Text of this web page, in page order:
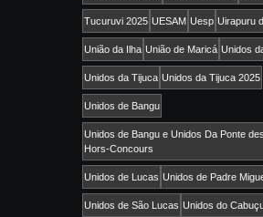
Tucuruvi 2025 UESAM Uesp Uirapuru
União da Ilha União de Maricá Unidos
Unidos da Tijuca Unidos da Tijuca 2025
Unidos de Bangu
Unidos de Bangu e Unidos Da Ponte
Hors-Concours
Unidos de Lucas Unidos de Padre
Unidos de São Lucas Unidos do